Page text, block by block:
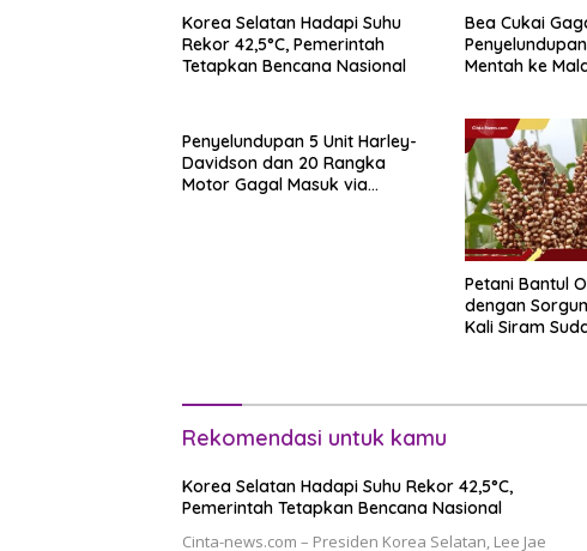
Korea Selatan Hadapi Suhu
Rekor 42,5°C, Pemerintah
Tetapkan Bencana Nasional
Bea Cukai
Mentah ke
Penyelundupan 5 Unit Harley-
Davidson dan 20 Rangka
Motor Gagal Masuk via
Petani Bantul
dengan
Kali Siram
Rekomendasi untuk kamu
Korea Selatan Hadapi Suhu Rekor 42,5°C,
Pemerintah Tetapkan Bencana Nasional
Cinta-news.com – Presiden Korea Selatan, Lee Jae